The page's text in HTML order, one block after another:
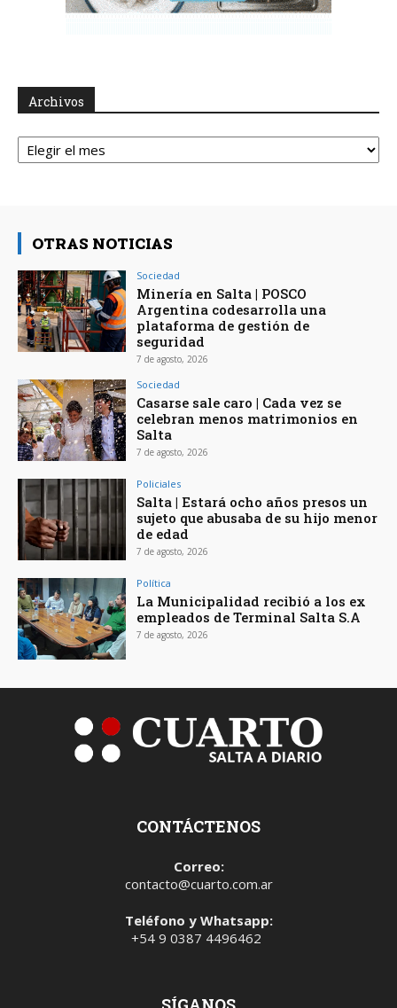
Archivos
Archivos
OTRAS NOTICIAS
Sociedad
Minería en Salta | POSCO
Argentina codesarrolla una
plataforma de gestión de
seguridad
7 de agosto, 2026
Sociedad
Casarse sale caro | Cada vez se
celebran menos matrimonios en
Salta
7 de agosto, 2026
Policiales
Salta | Estará ocho años presos un
sujeto que abusaba de su hijo menor
de edad
7 de agosto, 2026
Política
La Municipalidad recibió a los ex
empleados de Terminal Salta S.A
7 de agosto, 2026
CONTÁCTENOS
Correo:
contacto@cuarto.com.ar
Teléfono y Whatsapp:
+54 9 0387 4496462